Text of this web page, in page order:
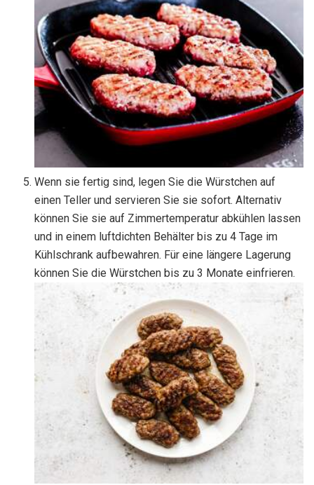
Wenn sie fertig sind, legen Sie die Würstchen auf
einen Teller und servieren Sie sie sofort. Alternativ
können Sie sie auf Zimmertemperatur abkühlen lassen
und in einem luftdichten Behälter bis zu 4 Tage im
Kühlschrank aufbewahren. Für eine längere Lagerung
können Sie die Würstchen bis zu 3 Monate einfrieren.